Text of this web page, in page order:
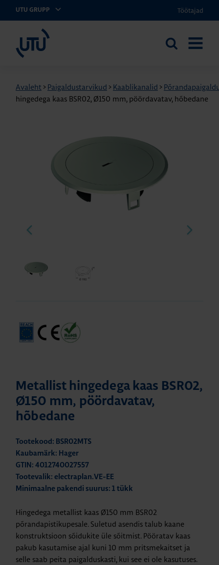
UTU GRUPP Töötajad
Otsi
Avaleht > Paigaldustarvikud > Kaablikanalid >
hingedega kaas BSR02, Ø150 mm, pöördavatav, hõbedane
Metallist hingedega kaas BSR02,
Ø150 mm, pöördavatav,
hõbedane
Tootekood: BSR02MTS
Kaubamärk: Hager
GTIN: 4012740027557
Tootevalik: electraplan.VE-EE
Minimaalne pakendi suurus: 1 tükk
Hingedega metallist kaas Ø150 mm BSR02
põrandapistikupesale. Suletud asendis talub kaane
konstruktsioon sõidukite üle sõitmist. Pööratav kaas
pakub kasutamise ajal kuni 10 mm pritsmekaitset ja
selle saab peita paigalduskasti, kui see ei ole kasutuses.